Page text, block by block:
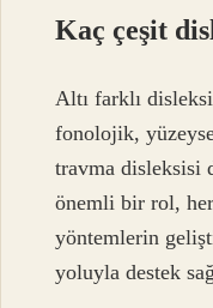
Kaç çeşit
Altı farklı
fonolojik,
travma disleksisi
önemli bir rol,
yöntemlerin
yoluyla destek